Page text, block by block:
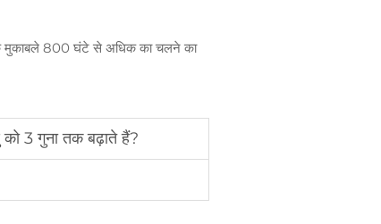
मुकाबले 800 घंटे से अधिक का चलने का
3 गुना तक बढ़ाते हैं?